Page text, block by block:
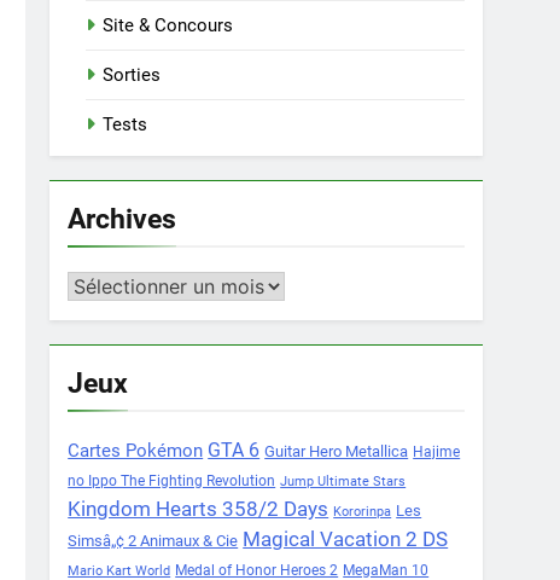
Site & Concours
Sorties
Tests
Archives
Archives
Jeux
Cartes Pokémon GTA 6 Guitar Hero Metallica Hajime
no Ippo The Fighting Revolution Jump Ultimate Stars
Kingdom Hearts 358/2 Days Kororinpa Les
Simsâ„¢ 2 Animaux & Cie Magical Vacation 2 DS
Mario Kart World Medal of Honor Heroes 2 MegaMan 10